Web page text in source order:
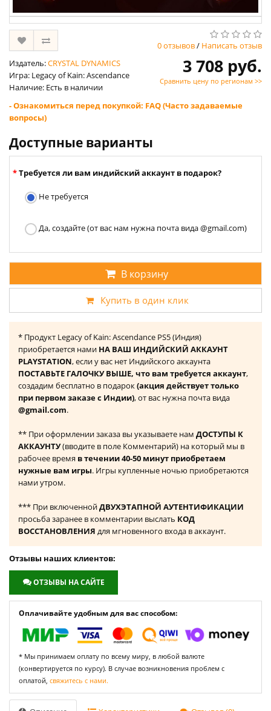
0 отзывов/ Написать отзыв
Издатель:CRYSTAL DYNAMICS
Игра: Legacy of Kain: Ascendance
Наличие: Есть в наличии
3 708 руб.
Сравнить цену по регионам >>
- Ознакомиться перед покупкой: FAQ (Часто задаваемые
вопросы)
Доступные варианты
Требуется ли вам индийский аккаунт в подарок?
Не требуется
Да, создайте (от вас нам нужна почта вида @gmail.com)
В корзину
Купить в один клик
* Продукт Legacy of Kain: Ascendance PS5 (Индия)
приобретается нами НА ВАШ ИНДИЙСКИЙ АККАУНТ
PLAYSTATION, если у вас нет Индийского аккаунта
ПОСТАВЬТЕ ГАЛОЧКУ ВЫШЕ, что вам требуется аккаунт,
создадим бесплатно в подарок(акция действует только
при первом заказе с Индии), от вас нужна почта вида
@gmail.com.
** При оформлении заказа вы указываете нам ДОСТУПЫ К
АККАУНТУ(вводите в поле Комментарий) на который мы в
рабочее время в течении 40-50 минут приобретаем
нужные вам игры. Игры купленные ночью приобретаются
нами утром.
*** При включеннойДВУХЭТАПНОЙ АУТЕНТИФИКАЦИИ
просьба заранее в комментарии выслать КОД
ВОССТАНОВЛЕНИЯ для мгновенного входа в аккаунт.
Отзывы наших клиентов:
ОТЗЫВЫ НА САЙТЕ
Оплачивайте удобным для вас способом:
* Мы принимаем оплату по всему миру, в любой валюте
(конвертируется по курсу). В случае возникновения проблем с
оплатой, свяжитесь с нами.